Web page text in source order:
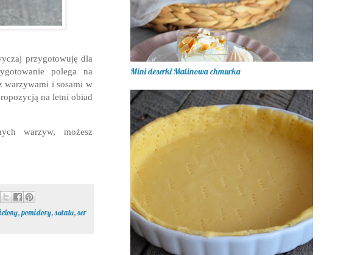
przygotowuję dla
polega na
warzywami i sosami w
na letni obiad
warzyw, możesz
,pomidory,sałata,ser
Mini deserki Malinowa chmurka